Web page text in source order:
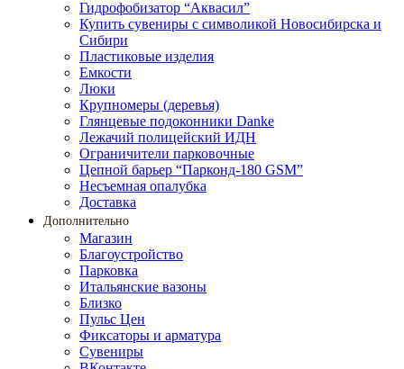
Гидрофобизатор “Аквасил”
Купить сувениры с символикой Новосибирска и
Сибири
Пластиковые изделия
Емкости
Люки
Крупномеры (деревья)
Глянцевые подоконники Danke
Лежачий полицейский ИДН
Ограничители парковочные
Цепной барьер “Парконд-180 GSM”
Несъемная опалубка
Доставка
Дополнительно
Магазин
Благоустройство
Парковка
Итальянские вазоны
Близко
Пульс Цен
Фиксаторы и арматура
Сувениры